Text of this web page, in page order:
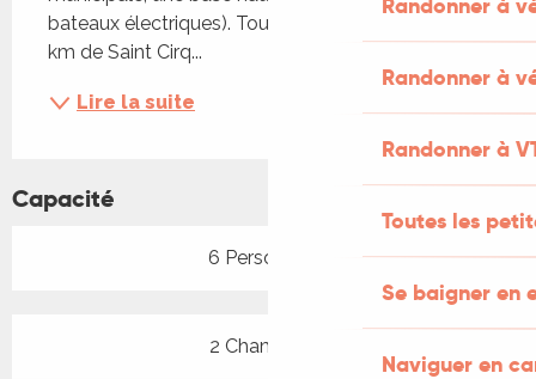
Randonner à
Randonner à
Toutes les
Se baigner en
Naviguer en
bateaux électriques). Toutes commodités. A 20
km de Saint Cirq...
Lire la suite
Capacité
6 Personne(s)
2 Chambre(s)